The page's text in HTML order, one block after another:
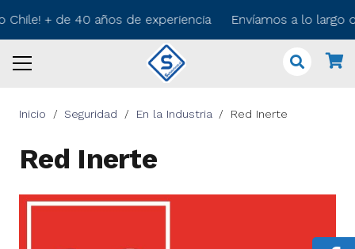
Chile! + de 40 años de experiencia Envíamos a lo
Inicio / Seguridad / En la Industria / Red Inerte
Red Inerte